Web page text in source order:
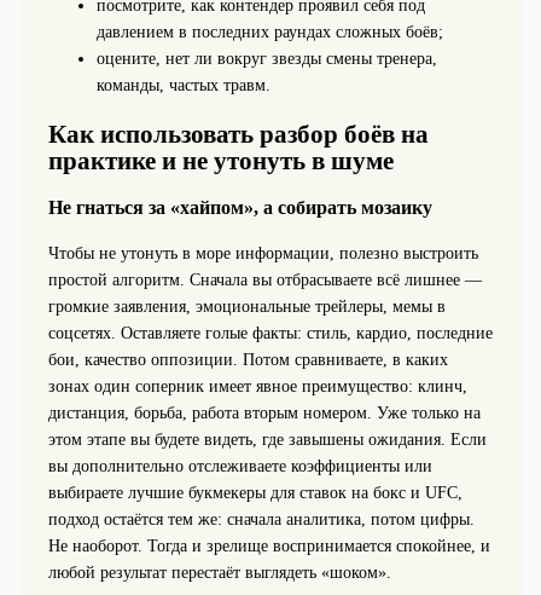
посмотрите, как контендер проявил себя под
давлением в последних раундах сложных боёв;
оцените, нет ли вокруг звезды смены тренера,
команды, частых травм.
Как использовать разбор боёв на
практике и не утонуть в шуме
Не гнаться за «хайпом», а собирать мозаику
Чтобы не утонуть в море информации, полезно выстроить
простой алгоритм. Сначала вы отбрасываете всё лишнее —
громкие заявления, эмоциональные трейлеры, мемы в
соцсетях. Оставляете голые факты: стиль, кардио, последние
бои, качество оппозиции. Потом сравниваете, в каких
зонах один соперник имеет явное преимущество: клинч,
дистанция, борьба, работа вторым номером. Уже только на
этом этапе вы будете видеть, где завышены ожидания. Если
вы дополнительно отслеживаете коэффициенты или
выбираете лучшие букмекеры для ставок на бокс и UFC,
подход остаётся тем же: сначала аналитика, потом цифры.
Не наоборот. Тогда и зрелище воспринимается спокойнее, и
любой результат перестаёт выглядеть «шоком».